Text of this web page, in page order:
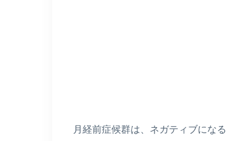
月経前症候群は、ネガティブにな